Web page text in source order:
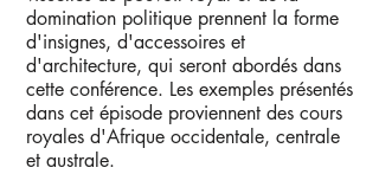
domination politique prennent la forme
d'insignes, d'accessoires et
d'architecture, qui seront abordés dans
cette conférence. Les exemples présentés
dans cet épisode proviennent des cours
royales d'Afrique occidentale, centrale
et australe.